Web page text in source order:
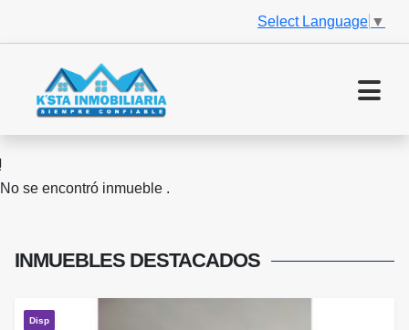
Select Language ▼
No se encontró inmueble .
INMUEBLES DESTACADOS
Disp